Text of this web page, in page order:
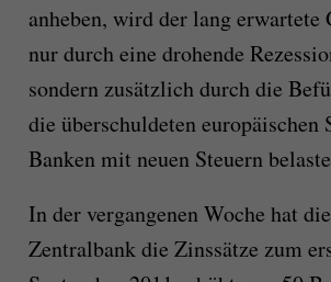
anheben, wird der lang erwartete
nur durch eine drohende
sondern zusätzlich durch die
die überschuldeten europäischen
Banken mit neuen Steuern
In der vergangenen Woche hat
Zentralbank die Zinssätze zum